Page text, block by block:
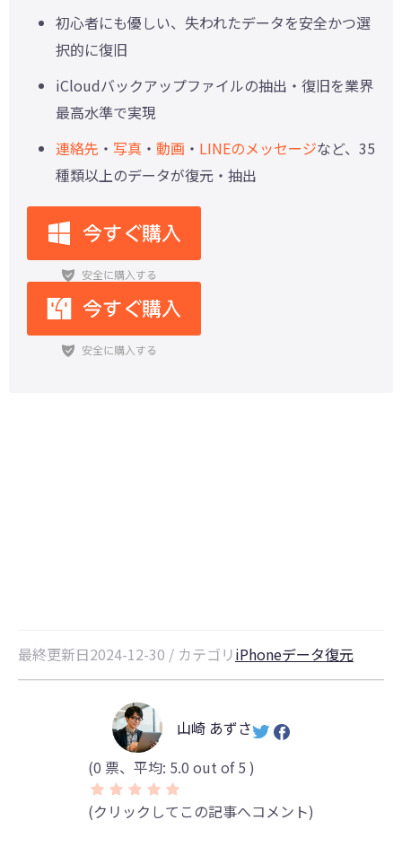
初心者にも優しい、失われたデータを安全かつ選
択的に復旧
iCloudバックアップファイルの抽出・復旧を業界
最高水準で実現
連絡先 ・ 写真 ・ 動画 ・ LINEのメッセージなど、35
種類以上のデータが復元・抽出
最終更新日2024-12-30 / カテゴリiPhoneデータ復元
山崎 あずさ
(0 票、平均: 5.0 out of 5 )
(クリックしてこの記事へコメント)